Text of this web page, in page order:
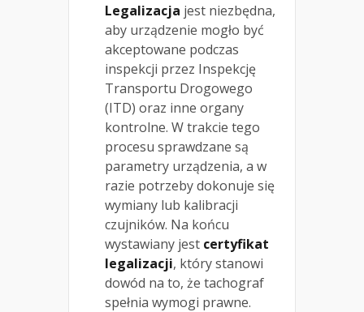
Legalizacja jest niezbędna,
aby urządzenie mogło być
akceptowane podczas
inspekcji przez Inspekcję
Transportu Drogowego
(ITD) oraz inne organy
kontrolne. W trakcie tego
procesu sprawdzane są
parametry urządzenia, a w
razie potrzeby dokonuje się
wymiany lub kalibracji
czujników. Na końcu
wystawiany jest certyfikat
legalizacji, który stanowi
dowód na to, że tachograf
spełnia wymogi prawne.